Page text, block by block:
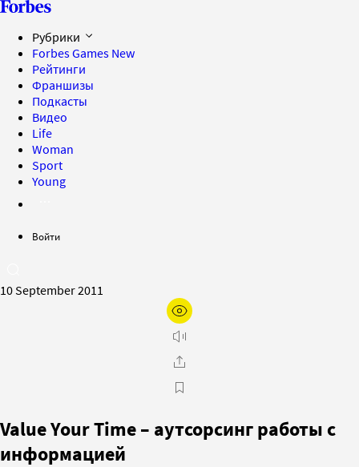
Рубрики
Forbes Games New
Рейтинги
Франшизы
Подкасты
Видео
Life
Woman
Sport
Young
Войти
10 September 2011
Value Your Time – аутсорсинг работы с
информацией